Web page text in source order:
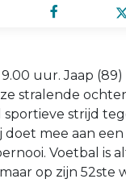
uur. Jaap (89)
stralende
sportieve strijd
doet mee aan
Voetbal is
op zijn 52ste